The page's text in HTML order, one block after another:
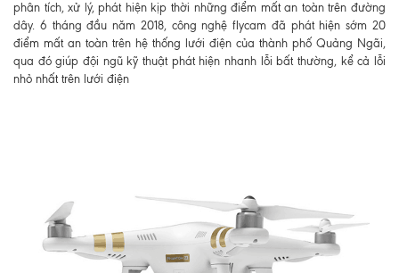
phân tích, xử lý, phát hiện kịp thời những điểm mất an toàn trên đường
dây. 6 tháng đầu năm 2018, công nghệ flycam đã phát hiện sớm 20
điểm mất an toàn trên hệ thống lưới điện của thành phố Quảng Ngãi,
qua đó giúp đội ngũ kỹ thuật phát hiện nhanh lỗi bất thường, kể cả lỗi
nhỏ nhất trên lưới điện